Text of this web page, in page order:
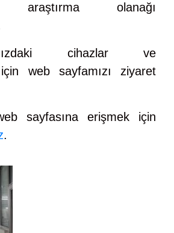
araştırma olanağı
cihazlar ve
web sayfamızı ziyaret
sayfasına erişmek için
.